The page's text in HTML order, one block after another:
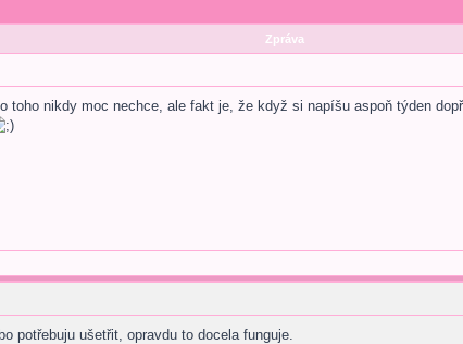
Zpráva
toho nikdy moc nechce, ale fakt je, že když si napíšu aspoň týden
potřebuju ušetřit, opravdu to docela funguje.